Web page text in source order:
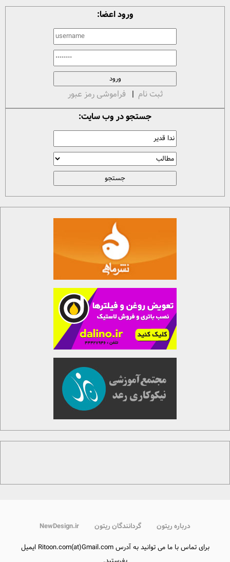
ورود اعضا:
ثبت نام | فراموشی رمز عبور
جستجو در وب سایت:
درباره ریتون گردانندگان ریتون NewDesign.ir
برای تماس با ما می توانید به آدرس Ritoon.com(at)Gmail.com ایمیل